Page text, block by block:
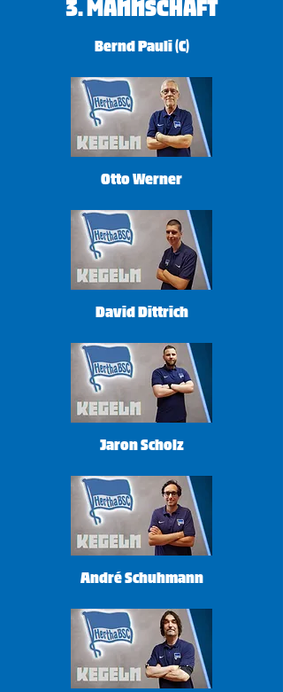
​3. Mannschaft
Bernd Pauli (C)
Otto Werner
David Dittrich
Jaron Scholz
André Schuhmann